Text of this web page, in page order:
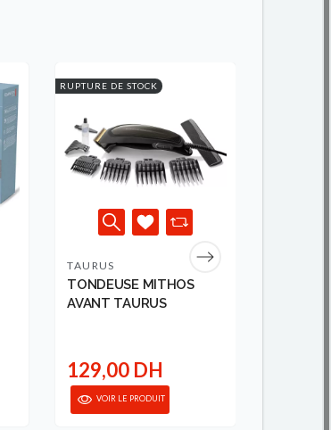
RUPTURE DE STOCK
TAURUS
TONDEUSE MITHOS
AVANT TAURUS
129,00 DH
VOIR LE PRODUIT